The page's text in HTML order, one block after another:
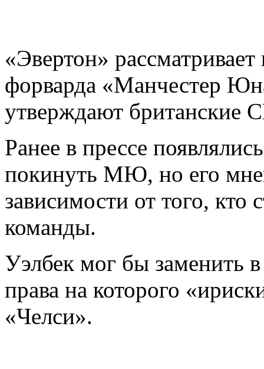
«Эвертон»
форварда «Манчестер
утверждают британские
Ранее в прессе
покинуть МЮ, но его
зависимости от того,
команды.
Уэлбек мог бы заменить
права на которого
«Челси».